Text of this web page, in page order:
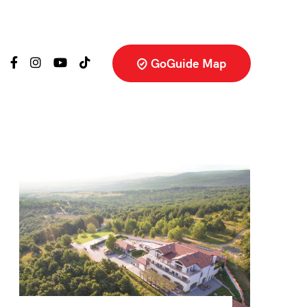
GoGuide Map